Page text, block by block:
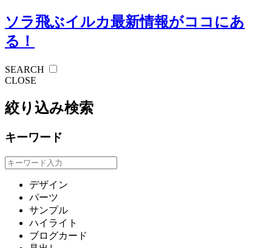
ソラ飛ぶイルカ最新情報がココにあ
る！
SEARCH
CLOSE
絞り込み検索
キーワード
デザイン
パーツ
サンプル
ハイライト
ブログカード